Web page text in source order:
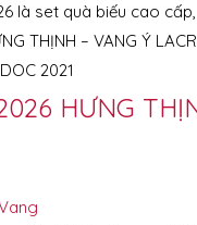
là set quà biếu cao
HƯNG